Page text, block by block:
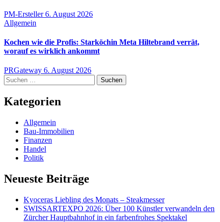
PM-Ersteller6. August 2026
Allgemein
Kochen wie die Profis: Starköchin Meta Hiltebrand verrät,
worauf es wirklich ankommt
PRGateway 6. August 2026
Suchen
nach:
Kategorien
Allgemein
Bau-Immobilien
Finanzen
Handel
Politik
Neueste Beiträge
Kyoceras Liebling des Monats – Steakmesser
SWISSARTEXPO 2026: Über 100 Künstler verwandeln den
Zürcher Hauptbahnhof in ein farbenfrohes Spektakel